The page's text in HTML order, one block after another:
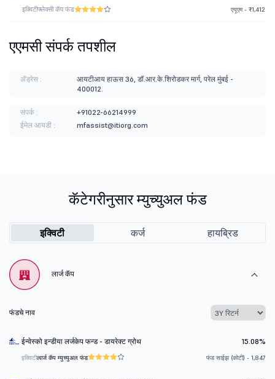
इक्विटीफ्लेक्सी कॅप फंड एयूएम - ₹1,412
एएमसी संपर्क तपशील
ॲड्रेस :
आयटीआय हाऊस 36, डॉ.आर.के.शिरोडकर मार्ग, परेल मुंबई -
400012.
संपर्क :
+91022-66214999
ईमेल आयडी :
mfassist@itiorg.com
कॅटेगरीनुसार म्युच्युअल फंड
इक्विटी कर्ज हायब्रिड
लार्ज कॅप
फंडचे नाव
ईन्वेस्को इन्डीया लर्जकेप फन्ड - डायरेक्ट ग्रोथ 15.08%
इक्विटीलार्ज कॅप म्युच्युअल फंड फंड साईझ (कोटी) - 1,847